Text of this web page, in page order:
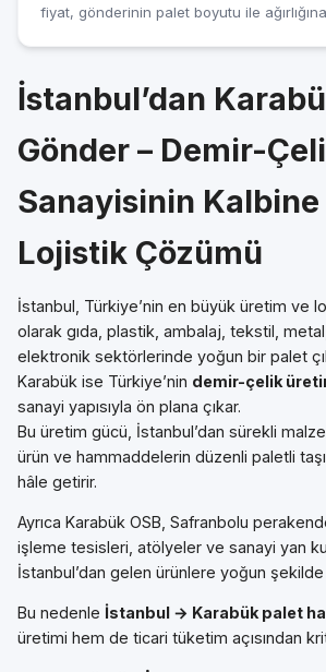
fiyat, gönderinin palet boyutu ile
İstanbul’dan
Gönder – Demir-
Sanayisinin
Lojistik Çözümü
İstanbul, Türkiye’nin en büyük üretim ve
olarak gıda, plastik, ambalaj, tekstil,
elektronik sektörlerinde yoğun bir palet
Karabük ise Türkiye’nin demir-çelik
sanayi yapısıyla ön plana çıkar.
Bu üretim gücü, İstanbul’dan sürekli
ürün ve hammaddelerin düzenli paletli
hâle getirir.
Ayrıca Karabük OSB, Safranbolu
işleme tesisleri, atölyeler ve sanayi yan
İstanbul’dan gelen ürünlere yoğun şekilde
Bu nedenle İstanbul → Karabük palet
üretimi hem de ticari tüketim açısından